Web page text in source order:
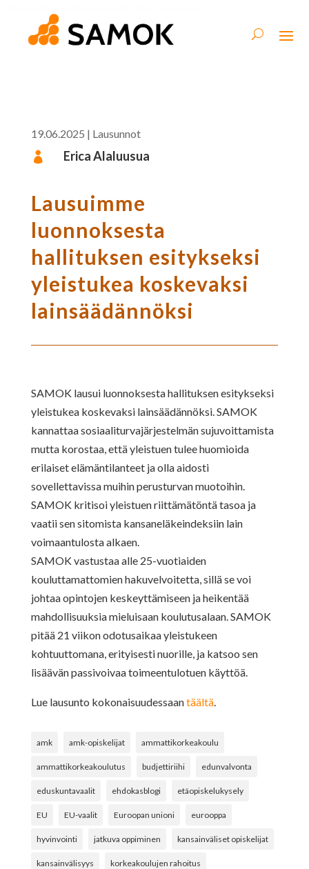
19.06.2025 | Lausunnot
 Erica Alaluusua
Lausuimme
luonnoksesta
hallituksen esitykseksi
yleistukea koskevaksi
lainsäädännöksi
SAMOK lausui luonnoksesta hallituksen esitykseksi
yleistukea koskevaksi lainsäädännöksi. SAMOK
kannattaa sosiaaliturvajärjestelmän sujuvoittamista
mutta korostaa, että yleistuen tulee huomioida
erilaiset elämäntilanteet ja olla aidosti
sovellettavissa muihin perusturvan muotoihin.
SAMOK kritisoi yleistuen riittämätöntä tasoa ja
vaatii sen sitomista kansaneläkeindeksiin lain
voimaantulosta alkaen.
SAMOK vastustaa alle 25-vuotiaiden
kouluttamattomien hakuvelvoitetta, sillä se voi
johtaa opintojen keskeyttämiseen ja heikentää
mahdollisuuksia mieluisaan koulutusalaan. SAMOK
pitää 21 viikon odotusaikaa yleistukeen
kohtuuttomana, erityisesti nuorille, ja katsoo sen
lisäävän passivoivaa toimeentulotuen käyttöä.
Lue lausunto kokonaisuudessaantäältä.
amk amk-opiskelijat ammattikorkeakoulu
ammattikorkeakoulutus budjettiriihi edunvalvonta
eduskuntavaalit ehdokasblogi etäopiskelukysely
EU EU-vaalit Euroopan unioni eurooppa
hyvinvointi jatkuva oppiminen kansainväliset opiskelijat
kansainvälisyys korkeakoulujen rahoitus